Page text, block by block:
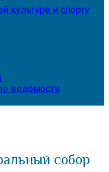
культуре и спорту
ведомости
собор